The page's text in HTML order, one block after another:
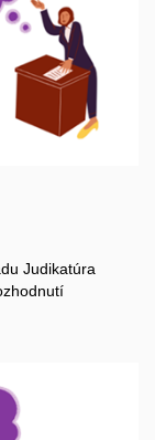
Judikatúra